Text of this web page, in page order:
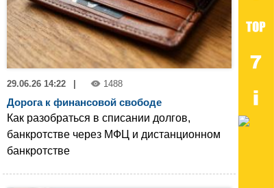
29.06.26 14:22 1488
Дорога к финансовой свободе
Как разобраться в списании долгов,
банкротстве через МФЦ и дистанционном
банкротстве